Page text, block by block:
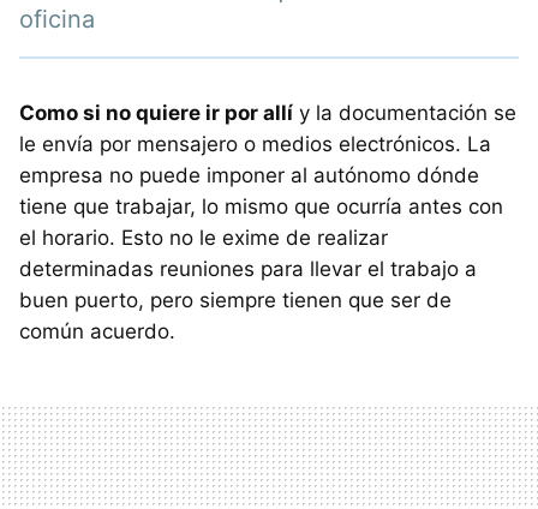
oficina
Como si no quiere ir por allí y la documentación se
le envía por mensajero o medios electrónicos. La
empresa no puede imponer al autónomo dónde
tiene que trabajar, lo mismo que ocurría antes con
el horario. Esto no le exime de realizar
determinadas reuniones para llevar el trabajo a
buen puerto, pero siempre tienen que ser de
común acuerdo.